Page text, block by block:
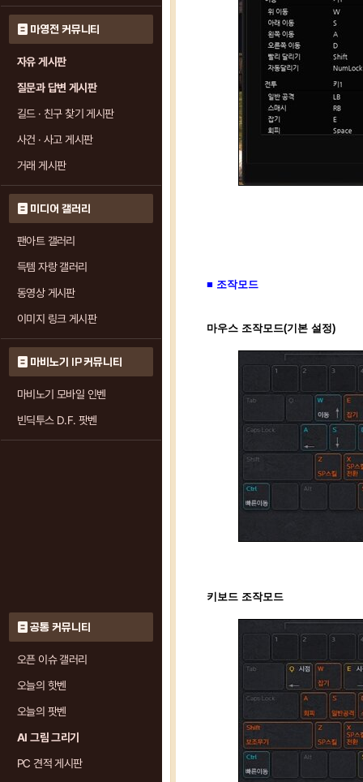
마영전 커뮤니티
자유 게시판
질문과 답변 게시판
길드 · 친구 찾기 게시판
사건 · 사고 게시판
거래 게시판
미디어 갤러리
팬아트 갤러리
득템 자랑 갤러리
동영상 게시판
이미지 링크 게시판
마비노기 IP 커뮤니티
마비노기 모바일 인벤
빈딕투스 D.F. 팟벤
공통 커뮤니티
오픈 이슈 갤러리
오늘의 핫벤
오늘의 팟벤
AI 그림 그리기
PC 견적 게시판
■ 조작모드
마우스 조작모드(기본 설정)
키보드 조작모드